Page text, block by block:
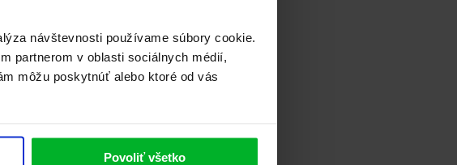
návštevnosti používame súbory cookie.
partnerom v oblasti sociálnych médií,
môžu poskytnúť alebo ktoré od vás
Povoliť všetko